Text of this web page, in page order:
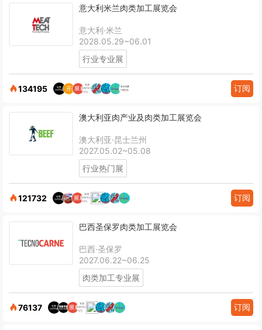
意大利米兰肉类加工展览会
意大利·米兰
2028.05.29~06.01
行业专业展
134195 订阅
澳大利亚肉产业及肉类加工展览会
澳大利亚·昆士兰州
2027.05.02~05.08
行业热门展
121732 订阅
巴西圣保罗肉类加工展览会
巴西·圣保罗
2027.06.22~06.25
肉类加工专业展
76137 订阅